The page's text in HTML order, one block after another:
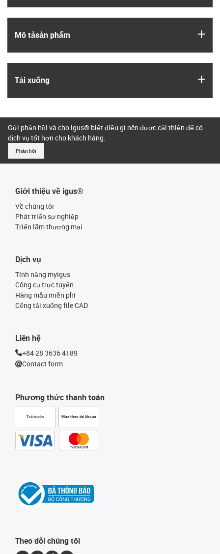
Mô tả­sản phẩm
Tải xuống
Gửi phản hồi và cho igus® biết điều gì nên được cải thiện để có
dịch vụ tốt hơn cho khách hàng.
Phản hồi
Giới thiệu về igus®
Về chúng tôi
Phát triển sự nghiệp
Triển lãm thương mại
Phương thức thanh toán
Trả trước Mua theo tài khoản
Dịch vụ
Tính năng myigus
Công cụ trực tuyến
Hàng mẫu miễn phí
Cổng tải xuống file CAD
Liên hệ
+84 28 3636 4189
Contact form
Theo dõi chúng tôi